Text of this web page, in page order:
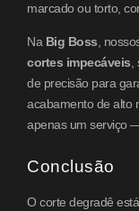
marcado ou torto,
Na Big Boss,
cortes impecáveis,
de precisão para
acabamento de alto
apenas um serviço
Conclusão
O corte degradê